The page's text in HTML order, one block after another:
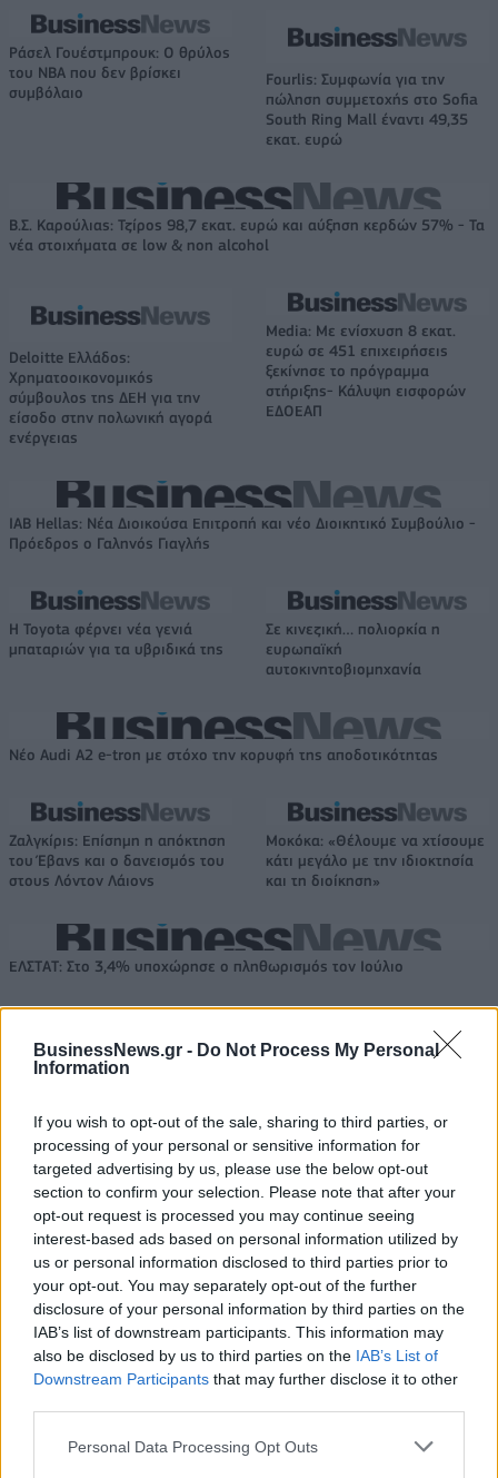
BusinessNews.gr - Do Not Process My Personal
Information
If you wish to opt-out of the sale, sharing to third parties, or
processing of your personal or sensitive information for
targeted advertising by us, please use the below opt-out
section to confirm your selection. Please note that after your
opt-out request is processed you may continue seeing
interest-based ads based on personal information utilized by
us or personal information disclosed to third parties prior to
your opt-out. You may separately opt-out of the further
disclosure of your personal information by third parties on the
IAB’s list of downstream participants. This information may
also be disclosed by us to third parties on the IAB’s List of
Downstream Participants that may further disclose it to other
Personal Data Processing Opt Outs
Ράσελ Γουέστμπρουκ: Ο θρύλος
του NBA που δεν βρίσκει
συμβόλαιο
Fourlis: Συμφωνία για την
πώληση συμμετοχής στο Sofia
South Ring Mall έναντι 49,35
εκατ. ευρώ
Β.Σ. Καρούλιας: Τζίρος 98,7 εκατ. ευρώ και αύξηση κερδών 57% - Τα
νέα στοιχήματα σε low & non alcohol
Deloitte Ελλάδος:
Χρηματοοικονομικός
σύμβουλος της ΔΕΗ για την
είσοδο στην πολωνική αγορά
ενέργειας
Media: Με ενίσχυση 8 εκατ.
ευρώ σε 451 επιχειρήσεις
ξεκίνησε το πρόγραμμα
στήριξης- Κάλυψη εισφορών
ΕΔΟΕΑΠ
IAB Hellas: Νέα Διοικούσα Επιτροπή και νέο Διοικητικό Συμβούλιο -
Πρόεδρος ο Γαληνός Γιαγλής
Η Toyota φέρνει νέα γενιά
μπαταριών για τα υβριδικά της
Σε κινεζική… πολιορκία η
ευρωπαϊκή
αυτοκινητοβιομηχανία
Νέο Audi A2 e-tron με στόχο την κορυφή της αποδοτικότητας
Ζαλγκίρις: Επίσημη η απόκτηση
του Έβανς και ο δανεισμός του
στους Λόντον Λάιονς
Μοκόκα: «Θέλουμε να χτίσουμε
κάτι μεγάλο με την ιδιοκτησία
και τη διοίκηση»
ΕΛΣΤΑΤ: Στο 3,4% υποχώρησε ο πληθωρισμός τον Ιούλιο
Χρηματοδότηση 8 εκατ. ευρώ
Ξεκίνησε το πενταετές
πρόγραμμα ενίσχυσης του
Τύπου
Καθαρά κέρδη 313 εκατ. ευρώ
Η Chery επενδύει 75 εκατ. δολάρια στην KG Mobility
Το FIAT 500 Hybrid τώρα από
18.990 ευρώ
Ατρόμητος και Novibet
συνεχίζουν μαζί: Ανανέωση της
συνεργασίας τους μέχρι το
2028